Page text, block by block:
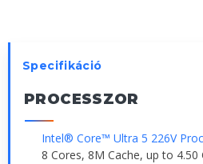
Specifikáció
PROCESSZOR
Intel® Core™ Ultra 5 226V
8 Cores, 8M Cache, up to 4.50